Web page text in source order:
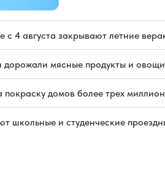
с 4 августа закрывают летние
дорожали мясные продукты и овощи
домов более трех
школьные и студенческие